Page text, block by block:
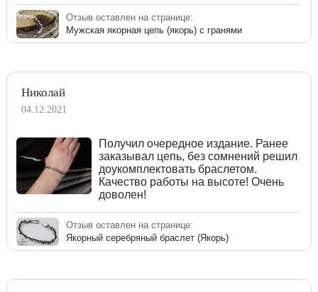
Отзыв оставлен на странице:
Мужская якорная цепь (якорь) с гранями
Николай
04.12.2021
Получил очередное издание. Ранее
заказывал цепь, без сомнений решил
доукомплектовать браслетом.
Качество работы на высоте! Очень
доволен!
Отзыв оставлен на странице:
Якорный серебряный браслет (Якорь)